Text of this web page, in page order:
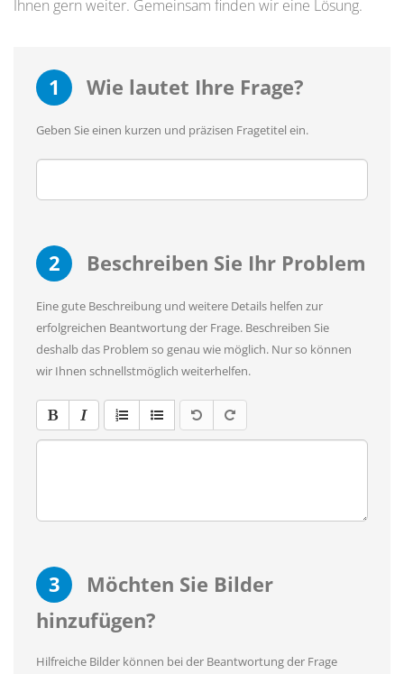
Ihnen gern weiter. Gemeinsam finden wir eine Lösung.
1 Wie lautet Ihre Frage?
Geben Sie einen kurzen und präzisen Fragetitel ein.
2 Beschreiben Sie Ihr Problem
Eine gute Beschreibung und weitere Details helfen zur
erfolgreichen Beantwortung der Frage. Beschreiben Sie
deshalb das Problem so genau wie möglich. Nur so können
wir Ihnen schnellstmöglich weiterhelfen.
3
Möchten Sie Bilder
hinzufügen?
Hilfreiche Bilder können bei der Beantwortung der Frage